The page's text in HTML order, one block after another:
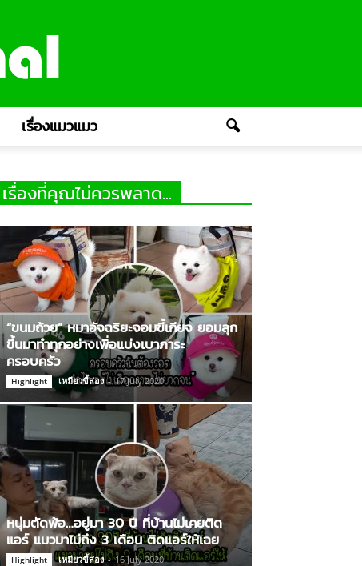
เรื่องแมวแมว
เรื่องที่คุณไม่ควรพลาด...
“ขนมถ้วย” หมาอัจฉริยะจอมขี้เกียจ ยอมลุก
ขึ้นมาทำทุกอย่างเพื่อแบ่งเบาภาระ
ครอบครัว
Highlight เหมียวขี้ส่อง - 17 July 2020
หนุ่มตัดพ้อ…อยู่มา 30 ปี ที่บ้านไม่เคยติด
แอร์ แมวมาไม่ถึง 3 เดือน ติดแอร์ให้เฉย
Highlight เหมียวขี้ส่อง - 16 July 2020